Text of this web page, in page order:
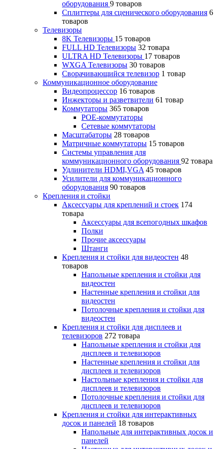
оборудования 9 товаров
Сплиттеры для сценического оборудования 6
товаров
Телевизоры
8K Телевизоры 15 товаров
FULL HD Телевизоры 32 товара
ULTRA HD Телевизоры 17 товаров
WXGA Телевизоры 30 товаров
Сворачивающийся телевизор 1 товар
Коммуникационное оборудование
Видеопроцессор 16 товаров
Инжекторы и разветвители 61 товар
Коммутаторы 365 товаров
POE-коммутаторы
Сетевые коммутаторы
Масштабаторы 28 товаров
Матричные коммутаторы 15 товаров
Системы управления для
коммуникационного оборудования 92 товара
Удлинители HDMI,VGA 45 товаров
Усилители для коммуникационного
оборудования 90 товаров
Крепления и стойки
Аксессуары для креплений и стоек 174
товара
Аксессуары для всепогодных шкафов
Полки
Прочие аксессуары
Штанги
Крепления и стойки для видеостен 48
товаров
Напольные крепления и стойки для
видеостен
Настенные крепления и стойки для
видеостен
Потолочные крепления и стойки для
видеостен
Крепления и стойки для дисплеев и
телевизоров 272 товара
Напольные крепления и стойки для
дисплеев и телевизоров
Настенные крепления и стойки для
дисплеев и телевизоров
Настольные крепления и стойки для
дисплеев и телевизоров
Потолочные крепления и стойки для
дисплеев и телевизоров
Крепления и стойки для интерактивных
досок и панелей 18 товаров
Напольные для интерактивных досок и
панелей